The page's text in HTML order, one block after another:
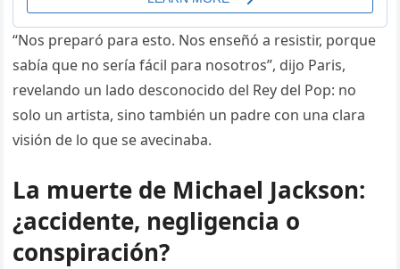
“Nos preparó para esto. Nos enseñó a resistir, porque
sabía que no sería fácil para nosotros”, dijo Paris,
revelando un lado desconocido del Rey del Pop: no
solo un artista, sino también un padre con una clara
visión de lo que se avecinaba.
La muerte de Michael Jackson:
¿accidente, negligencia o
conspiración?